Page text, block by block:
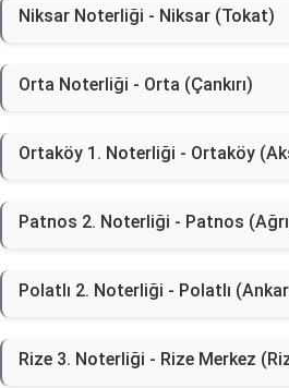
Niksar Noterliği - Niksar (Tokat)
Orta Noterliği - Orta (Çankırı)
Ortaköy 1. Noterliği - Ortaköy
Patnos 2. Noterliği - Patnos
Polatlı 2. Noterliği - Polatlı
Rize 3. Noterliği - Rize Merkez